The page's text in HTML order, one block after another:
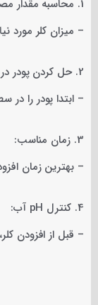
1. محاسبه مقدار مصرف:
– میزان کلر مورد نیاز
2. حل کردن پودر در آب:
– ابتدا پودر را
3. زمان مناسب:
– بهترین زمان
4. کنترل pH آب:
– قبل از افزودن کلر، pH آب باید بین ۷.۲ تا ۷.۶ باشد.